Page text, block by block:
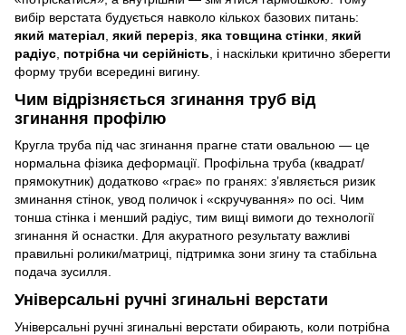
вибір верстата будується навколо кількох базових питань:
який матеріал який переріз яка товщина стінки який
радіус потрібна чи серійність , і наскільки критично зберегти
форму труби всередині вигину.
Чим відрізняється згинання труб від
згинання профілю
Кругла труба під час згинання прагне стати овальною — це
нормальна фізика деформації. Профільна труба (квадрат/
прямокутник) додатково «грає» по гранях: з’являється ризик
зминання стінок, увод поличок і «скручування» по осі. Чим
тонша стінка і менший радіус, тим вищі вимоги до технології
згинання й оснастки. Для акуратного результату важливі
правильні ролики/матриці, підтримка зони згину та стабільна
подача зусилля.
Універсальні ручні згинальні верстати
Універсальні ручні згинальні верстати обирають, коли потрібна